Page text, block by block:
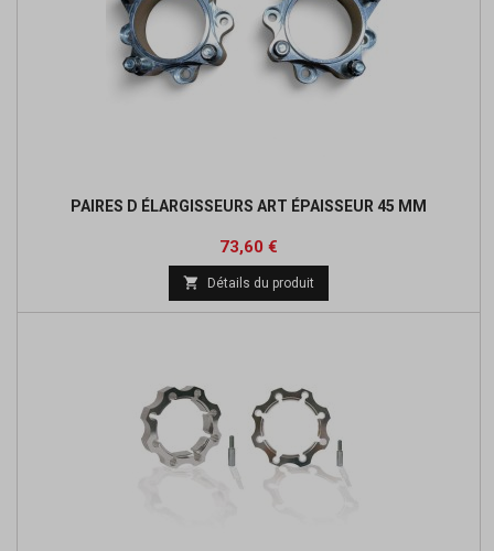
PAIRES D ÉLARGISSEURS ART ÉPAISSEUR 45 MM
Prix
73,60 €
base
 Détails du produit